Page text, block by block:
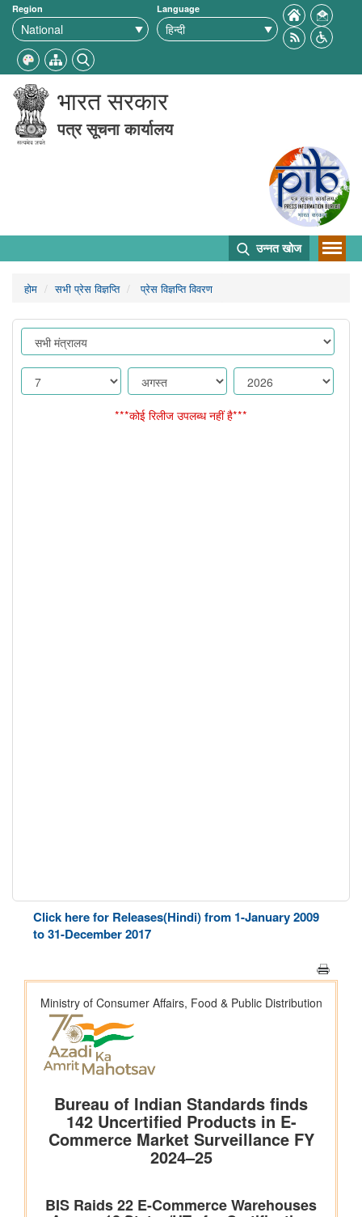
Region Language
भारत सरकार
पत्र सूचना कार्यालय
उन्नत खोज
होम सभी प्रेस विज्ञप्ति प्रेस विज्ञप्ति विवरण
***कोई रिलीज उपलब्ध नहीं है***
Click here for Releases(Hindi) from 1-January 2009
to 31-December 2017